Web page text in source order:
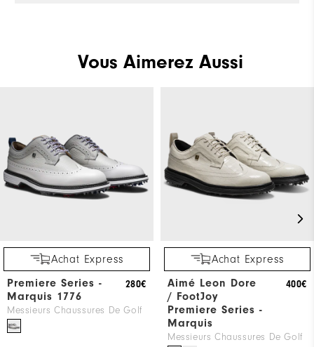
Vous Aimerez Aussi
Achat Express
Premiere Series -
Marquis 1776
Messieurs Chaussures De Golf
280€
Achat Express
Aimé Leon Dore
/ FootJoy
Premiere Series -
Marquis
Messieurs Chaussures De Golf
400€